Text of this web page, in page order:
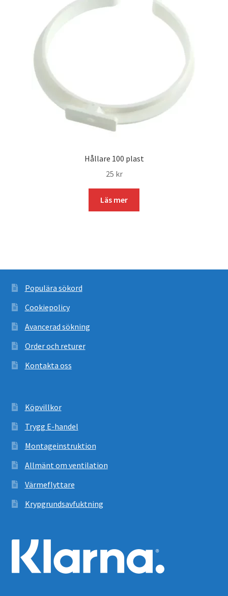
Hållare 100 plast
25 kr
Läs mer
Populära sökord
Cookiepolicy
Avancerad sökning
Order och returer
Kontakta oss
Köpvillkor
Trygg E-handel
Montageinstruktion
Allmänt om ventilation
Värmeflyttare
Krypgrundsavfuktning